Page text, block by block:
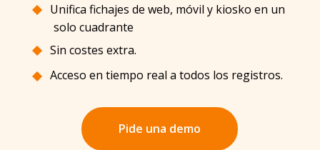
Unifica fichajes de web, móvil y kiosko en un
solo cuadrante
Sin costes extra.
Acceso en tiempo real a todos los registros.
Pide una demo